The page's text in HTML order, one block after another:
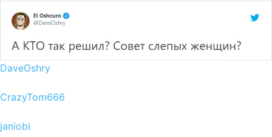
DaveOshry
CrazyTom666
janiobi